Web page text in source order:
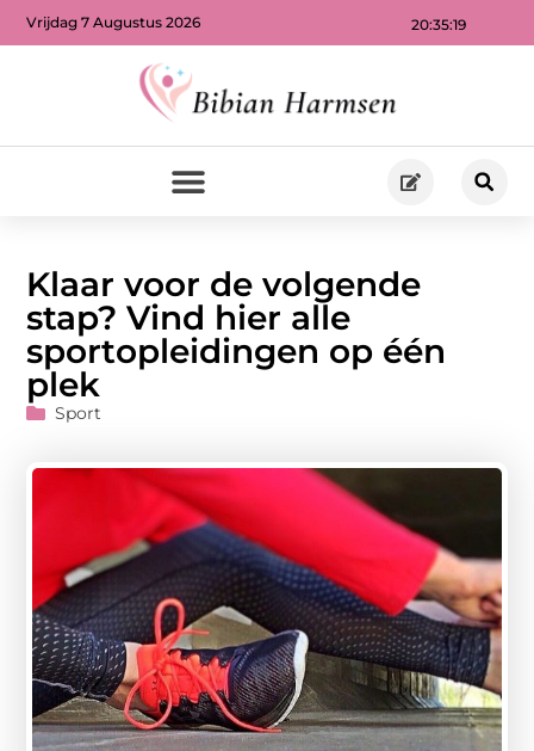
20:35:20
Vrijdag 7 Augustus 2026
Klaar voor de volgende
stap? Vind hier alle
sportopleidingen op één
plek
Sport